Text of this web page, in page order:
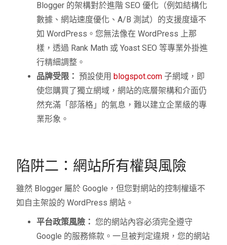
Blogger 的架構對於進階 SEO 優化（例如結構化
數據、網站速度優化、A/B 測試）的支援度遠不
如 WordPress。您無法像在 WordPress 上那
樣，透過 Rank Math 或 Yoast SEO 等專業外掛進
行精細調整。
品牌受限： 預設使用blogspot.com 子網域，即
使您購買了獨立網域，網站的底層架構和介面仍
然充滿「部落格」的氣息，難以建立企業級的專
業形象。
陷阱二：網站所有權與風險
雖然 Blogger 屬於 Google，但您對網站的控制權遠不
如自主架設的 WordPress 網站。
平台政策風險： 您的網站內容必須完全遵守
Google 的服務條款。一旦被判定違規，您的網站